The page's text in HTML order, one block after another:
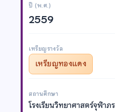
ปี (พ.ศ.)
2559
เหรียญรางวัล
เหรียญทองแดง
สถานศึกษา
โรงเรียนวิทยาศาสตร์จุฬา